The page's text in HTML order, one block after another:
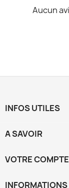
Aucun
INFOS UTILES
A SAVOIR
VOTRE COMPTE
INFORMATIONS